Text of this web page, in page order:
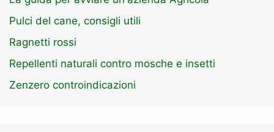
Pulci del cane, consigli utili
Ragnetti rossi
Repellenti naturali contro mosche e insetti
Zenzero controindicazioni